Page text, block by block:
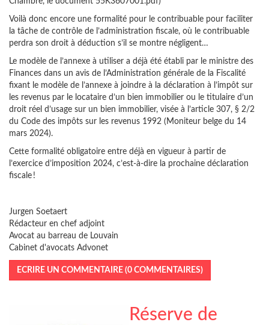
Voilà donc encore une formalité pour le contribuable pour faciliter
la tâche de contrôle de l’administration fiscale, où le contribuable
perdra son droit à déduction s’il se montre négligent…
Le modèle de l’annexe à utiliser a déjà été établi par le ministre des
Finances dans un avis de l’Administration générale de la Fiscalité
fixant le modèle de l’annexe à joindre à la déclaration à l’impôt sur
les revenus par le locataire d’un bien immobilier ou le titulaire d’un
droit réel d’usage sur un bien immobilier, visée à l’article 307, § 2/2
du Code des impôts sur les revenus 1992 (Moniteur belge du 14
mars 2024).
Cette formalité obligatoire entre déjà en vigueur à partir de
l’exercice d’imposition 2024, c’est-à-dire la prochaine déclaration
fiscale !
Jurgen Soetaert
Rédacteur en chef adjoint
Avocat au barreau de Louvain
Cabinet d'avocats Advonet
ECRIRE UN COMMENTAIRE (0 COMMENTAIRES)
Réserve de